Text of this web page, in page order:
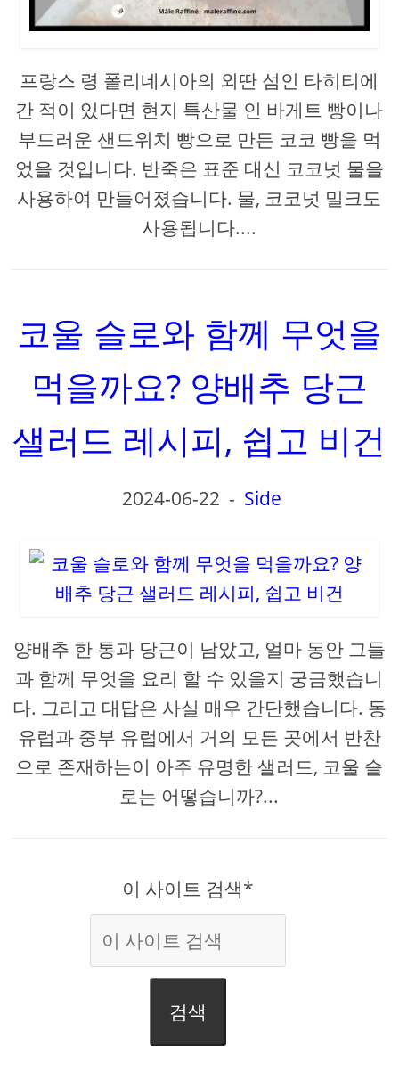
프랑스 령 폴리네시아의 외딴 섬인 타히티에
간 적이 있다면 현지 특산물 인 바게트 빵이나
부드러운 샌드위치 빵으로 만든 코코 빵을 먹
었을 것입니다. 반죽은 표준 대신 코코넛 물을
사용하여 만들어졌습니다. 물, 코코넛 밀크도
사용됩니다....
코울 슬로와 함께 무엇을
먹을까요? 양배추 당근
샐러드 레시피, 쉽고 비건
2024-06-22 - Side
양배추 한 통과 당근이 남았고, 얼마 동안 그들
과 함께 무엇을 요리 할 수 ​​있을지 궁금했습니
다. 그리고 대답은 사실 매우 간단했습니다. 동
유럽과 중부 유럽에서 거의 모든 곳에서 반찬
으로 존재하는이 아주 유명한 샐러드, 코울 슬
로는 어떻습니까?...
이 사이트 검색*
검색